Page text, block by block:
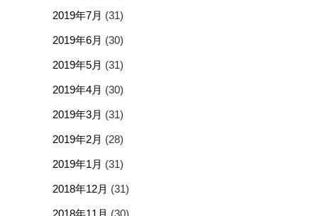
2019年7月 (31)
2019年6月 (30)
2019年5月 (31)
2019年4月 (30)
2019年3月 (31)
2019年2月 (28)
2019年1月 (31)
2018年12月 (31)
2018年11月 (30)